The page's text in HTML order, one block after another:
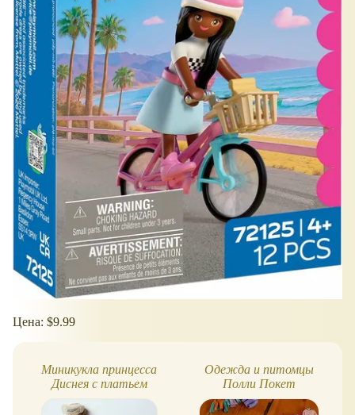
Цена: $9.99
Миникукла принцесса
Диснея с платьем
MagiClip - Белль
Одежда и питомцы
Полли Покет